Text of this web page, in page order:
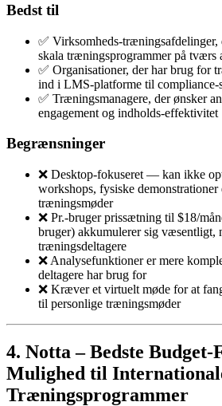
Bedst til
✅ Virksomheds-træningsafdelinger,
skala træningsprogrammer på tværs
✅ Organisationer, der har brug for
ind i LMS-platforme til compliance-
✅ Træningsmana­gere, der ønsker
engagement og indholds-effektivitet
Begrænsninger
❌ Desktop-fokuseret — kan ikke
workshops, fysiske demonstrationer
træningsmøder
❌ Pr.-bruger prissætning til $18/
bruger) akkumulerer sig væsentligt,
træningsdeltagere
❌ Analysefunktioner er mere
deltagere har brug for
❌ Kræver et virtuelt møde for at
til personlige træningsmøder
4. Notta – Bedste Budget-
Mulighed til
Træningsprogrammer